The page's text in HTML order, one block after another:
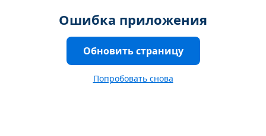
Ошибка приложения
Обновить страницу
Попробовать снова